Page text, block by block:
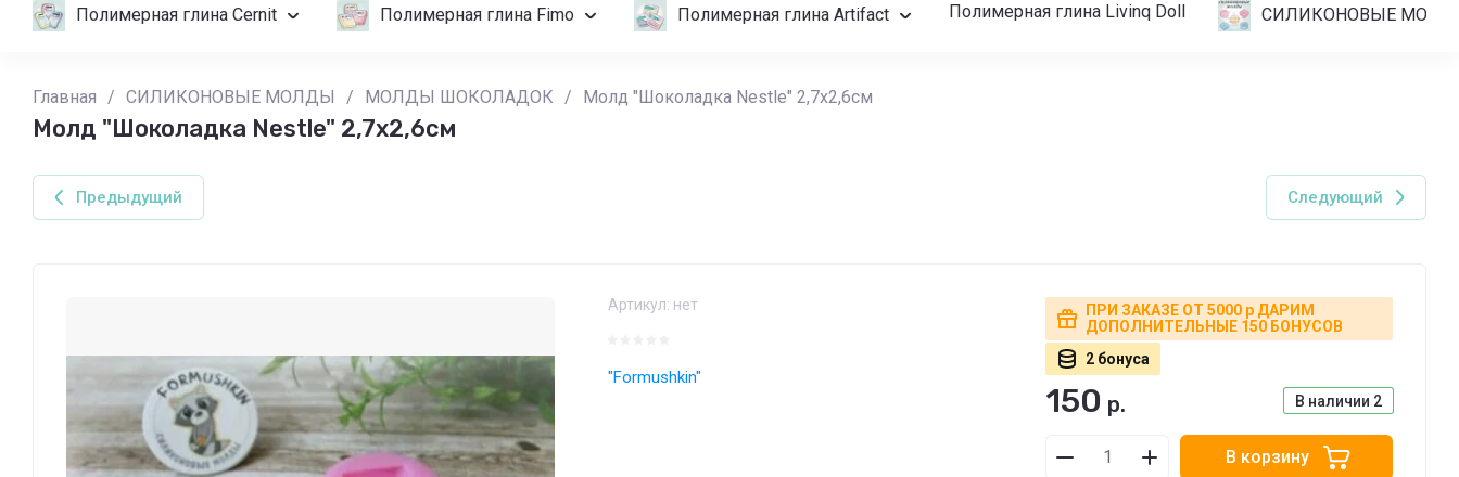
Полимерная глина Cernit Полимерная глина Fimo Полимерная глина Artifact Полимерная глина Livinq Doll СИЛИКОНОВЫЕ
Главная / СИЛИКОНОВЫЕ МОЛДЫ / МОЛДЫ ШОКОЛАДОК / Молд "Шоколадка Nestle" 2,7х2,6см
Молд "Шоколадка Nestle" 2,7х2,6см
Предыдущий Следующий
Артикул: нет
"Formushkin"
ПРИ ЗАКАЗЕ ОТ 5000 р ДАРИМ
ДОПОЛНИТЕЛЬНЫЕ 150 БОНУСОВ
2 бонуса
В наличии 2
150 р.
В корзину